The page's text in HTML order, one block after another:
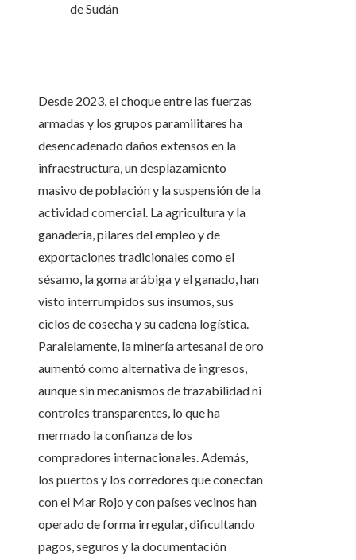
de Sudán
Desde 2023, el choque entre las fuerzas
armadas y los grupos paramilitares ha
desencadenado daños extensos en la
infraestructura, un desplazamiento
masivo de población y la suspensión de la
actividad comercial. La agricultura y la
ganadería, pilares del empleo y de
exportaciones tradicionales como el
sésamo, la goma arábiga y el ganado, han
visto interrumpidos sus insumos, sus
ciclos de cosecha y su cadena logística.
Paralelamente, la minería artesanal de oro
aumentó como alternativa de ingresos,
aunque sin mecanismos de trazabilidad ni
controles transparentes, lo que ha
mermado la confianza de los
compradores internacionales. Además,
los puertos y los corredores que conectan
con el Mar Rojo y con países vecinos han
operado de forma irregular, dificultando
pagos, seguros y la documentación